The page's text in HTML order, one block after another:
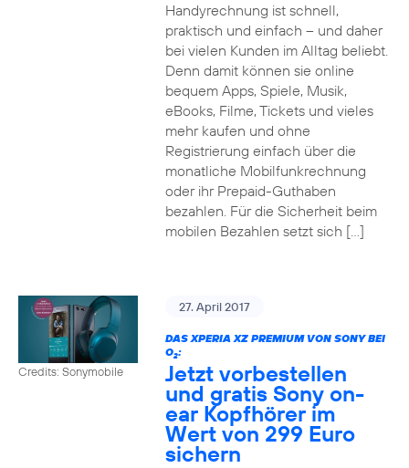
Handyrechnung ist schnell,
praktisch und einfach – und daher
bei vielen Kunden im Alltag beliebt.
Denn damit können sie online
bequem Apps, Spiele, Musik,
eBooks, Filme, Tickets und vieles
mehr kaufen und ohne
Registrierung einfach über die
monatliche Mobilfunkrechnung
oder ihr Prepaid-Guthaben
bezahlen. Für die Sicherheit beim
mobilen Bezahlen setzt sich […]
Credits: Sonymobile
27. April 2017
DAS XPERIA XZ PREMIUM VON SONY BEI
O2:
Jetzt vorbestellen
und gratis Sony on-
ear Kopfhörer im
Wert von 299 Euro
sichern